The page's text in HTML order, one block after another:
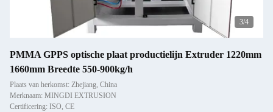
4/4
PMMA GPPS optische plaat productielijn Extruder 1220mm
1660mm Breedte 550-900kg/h
Plaats van herkomst: Zhejiang, China
Merknaam: MINGDI EXTRUSION
Certificering: ISO, CE